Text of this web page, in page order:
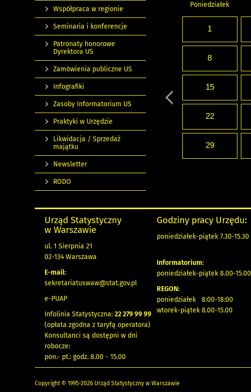
Poniedziałek
1
8
15
22
29
Współpraca w regionie
Seminaria i konferencje
Patronaty honorowe
Dyrektora US
Zamówienia publiczne US
Infografiki
Zasoby Informatorium US
Praktyki w Urzędzie
Likwidacja / Sprzedaż
majątku
Newsletter
RODO
Urząd Statystyczny
w Warszawie
ul. 1 Sierpnia 21
02-134 Warszawa
E-mail:
sekretariatuswaw@stat.gov.pl
e-PUAP
Infolinia Statystyczna: 22 279 99 99
(opłata zgodna z taryfą operatora)
Konsultanci są dostępni w dni
robocze:
pon.- pt.: godz. 8.00 - 15.00
Godziny pracy Urzędu:
poniedziałek-piątek 7.30-15.30
Informatorium:
poniedziałek-piątek 8.00-15.00
REGON:
poniedziałek 8:00-18:00
wtorek-piątek 8.00-15.00
Copyright © 1995-2026 Urząd Statystyczny w Warszawie